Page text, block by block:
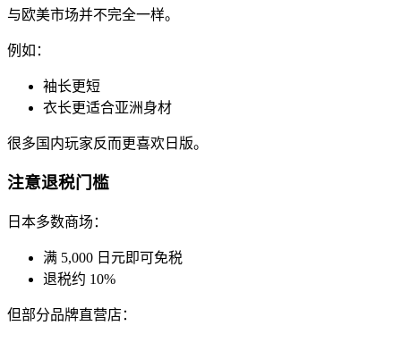
与欧美市场并不完全一样。
例如：
袖长更短
衣长更适合亚洲身材
很多国内玩家反而更喜欢日版。
注意退税门槛
日本多数商场：
满 5,000 日元即可免税
退税约 10%
但部分品牌直营店：